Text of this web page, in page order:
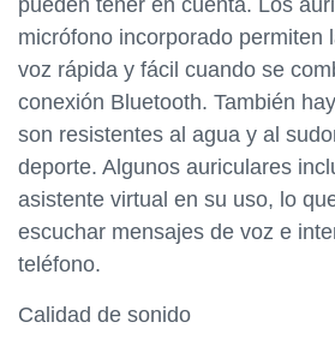
pueden tener en cuenta. Los
micrófono incorporado permiten
voz rápida y fácil cuando se
conexión Bluetooth. También
son resistentes al agua y al
deporte. Algunos auriculares
asistente virtual en su uso, lo
escuchar mensajes de voz e
teléfono.
Calidad de sonido